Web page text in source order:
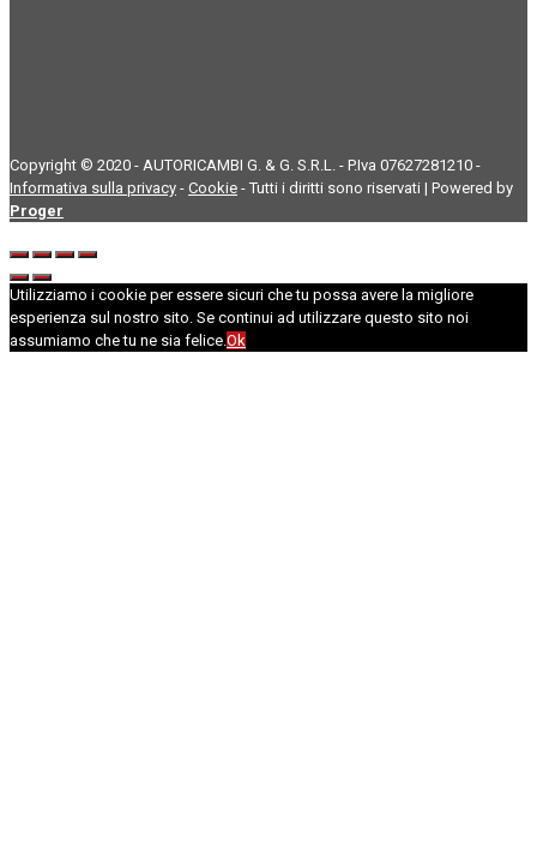
Copyright © 2020 - AUTORICAMBI G. & G. S.R.L. - P.Iva 07627281210 -
Informativa sulla privacy - Cookie - Tutti i diritti sono riservati | Powered by
Proger
Utilizziamo i cookie per essere sicuri che tu possa avere la migliore
esperienza sul nostro sito. Se continui ad utilizzare questo sito noi
assumiamo che tu ne sia felice.Ok